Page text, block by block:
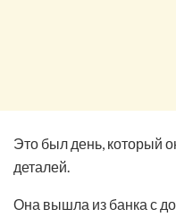
Это был день, который
деталей.
Она вышла из банка с